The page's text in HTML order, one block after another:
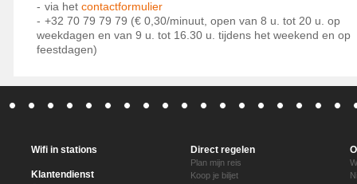
via het contactformulier
+32 70 79 79 79 (€ 0,30/minuut, open van 8 u. tot 20 u. op
weekdagen en van 9 u. tot 16.30 u. tijdens het weekend en op
feestdagen)
Wifi in stations
Klantendienst
Direct regelen
Plan mijn reis
Koop je biljet